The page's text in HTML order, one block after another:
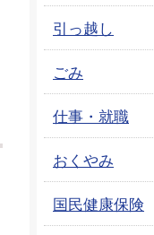
引っ越し
ごみ
仕事・就職
おくやみ
国民健康保険